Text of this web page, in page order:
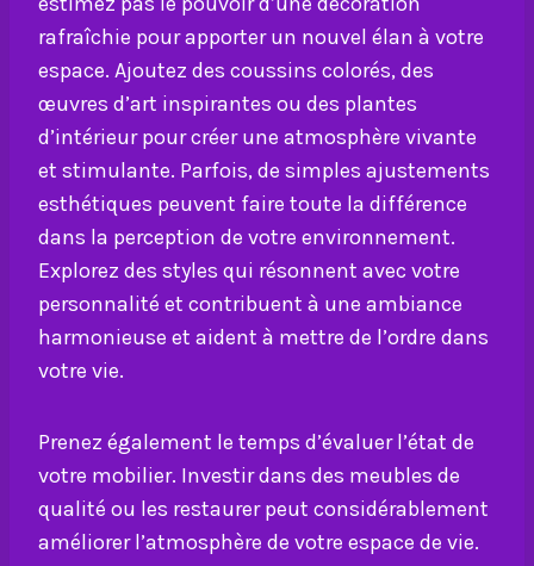
rafraîchie pour apporter un nouvel élan à votre
espace. Ajoutez des coussins colorés, des
œuvres d’art inspirantes ou des plantes
d’intérieur pour créer une atmosphère vivante
et stimulante. Parfois, de simples ajustements
esthétiques peuvent faire toute la différence
dans la perception de votre environnement.
Explorez des styles qui résonnent avec votre
personnalité et contribuent à une ambiance
harmonieuse et aident à mettre de l’ordre dans
votre vie.
Prenez également le temps d’évaluer l’état de
votre mobilier. Investir dans des meubles de
qualité ou les restaurer peut considérablement
améliorer l’atmosphère de votre espace de vie.